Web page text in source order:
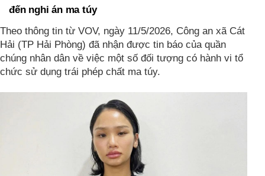
đến nghi án ma túy
Theo thông tin từ VOV, ngày 11/5/2026, Công an xã Cát
Hải (TP Hải Phòng) đã nhận được tin báo của quần
chúng nhân dân về việc một số đối tượng có hành vi tổ
chức sử dụng trái phép chất ma túy.